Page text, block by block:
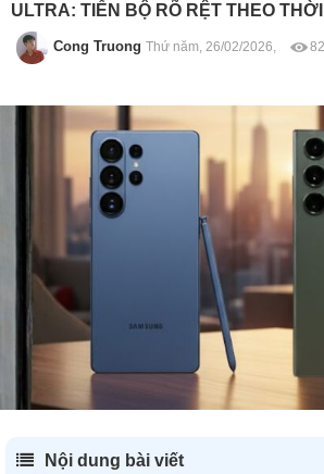
ULTRA: TIẾN BỘ RÕ RỆT THEO
Cong Truong Thứ năm, 26/02/2026,
Nội dung bài viết